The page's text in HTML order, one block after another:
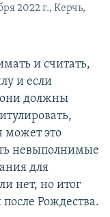
2022 г., Керчь,
и считать,
и если
они должны
может это
невыполнимые
для
нет, но итог
Рождества.